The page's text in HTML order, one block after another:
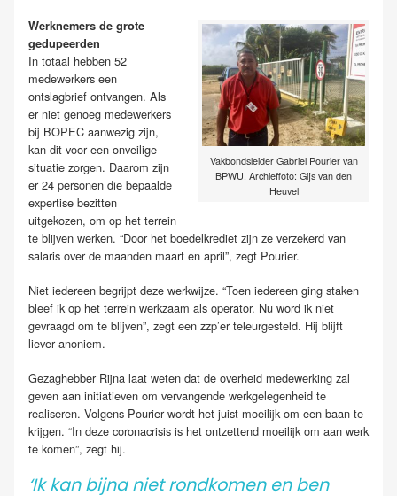
Vakbondsleider Gabriel Pourier van
BPWU. Archieffoto: Gijs van den
Heuvel
Werknemers de grote
gedupeerden
In totaal hebben 52
medewerkers een
ontslagbrief ontvangen. Als
er niet genoeg medewerkers
bij BOPEC aanwezig zijn,
kan dit voor een onveilige
situatie zorgen. Daarom zijn
er 24 personen die bepaalde
expertise bezitten
uitgekozen, om op het terrein
te blijven werken. “Door het boedelkrediet zijn ze verzekerd van
salaris over de maanden maart en april”, zegt Pourier.
Niet iedereen begrijpt deze werkwijze. “Toen iedereen ging staken
bleef ik op het terrein werkzaam als operator. Nu word ik niet
gevraagd om te blijven”, zegt een zzp’er teleurgesteld. Hij blijft
liever anoniem.
Gezaghebber Rijna laat weten dat de overheid medewerking zal
geven aan initiatieven om vervangende werkgelegenheid te
realiseren. Volgens Pourier wordt het juist moeilijk om een baan te
krijgen. “In deze coronacrisis is het ontzettend moeilijk om aan werk
te komen”, zegt hij.
‘Ik kan bijna niet rondkomen en ben